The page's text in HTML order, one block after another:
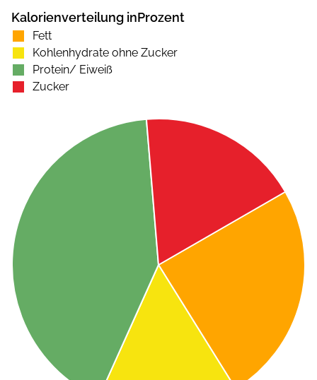
Kalorienverteilung inProzent
Fett
Kohlenhydrate ohne Zucker
Protein/ Eiweiß
Zucker